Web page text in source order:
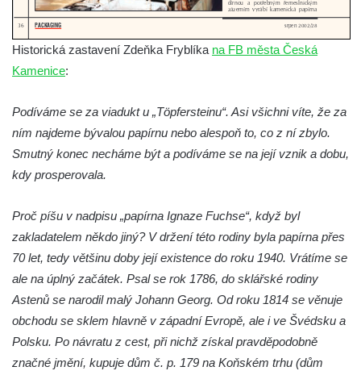
Košticích
Hüttichův statek ve Třtěně
parku v Libochovicích
Altán v lázeňském parku ve Mšeném-lázně
Lázeňský Pavillon Dvorana ve Mšeném-
lázně
Sýpka (špýchar) zvaná Čertův mlýn u
zámku Budenice
Barokní kaštanová alej Zlonice – zámek
Budenice
Altán v parku v Zákolanech
Sluneční hodiny na Komenského náměstí v
Kralupech nad Vltavou
Historická zastavení Zdeňka Fryblíka na FB města Česká
Kamenice:
Podíváme se za viadukt u „Töpfersteinu“. Asi všichni víte, že za
ním najdeme bývalou papírnu nebo alespoň to, co z ní zbylo.
Smutný konec necháme být a podíváme se na její vznik a dobu,
kdy prosperovala.
Proč píšu v nadpisu „papírna Ignaze Fuchse“, když byl
zakladatelem někdo jiný? V držení této rodiny byla papírna přes
70 let, tedy většinu doby její existence do roku 1940. Vrátíme se
ale na úplný začátek. Psal se rok 1786, do sklářské rodiny
Astenů se narodil malý Johann Georg. Od roku 1814 se věnuje
obchodu se sklem hlavně v západní Evropě, ale i ve Švédsku a
Polsku. Po návratu z cest, při nichž získal pravděpodobně
značné jmění, kupuje dům č. p. 179 na Koňském trhu (dům